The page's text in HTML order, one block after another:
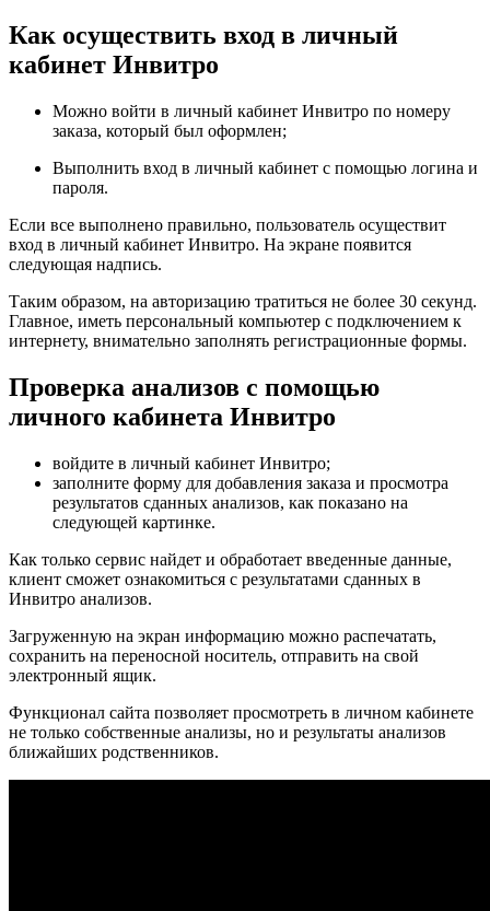
Как осуществить вход в личный
кабинет Инвитро
Можно войти в личный кабинет Инвитро по номеру
заказа, который был оформлен;
Выполнить вход в личный кабинет с помощью логина и
пароля.
Если все выполнено правильно, пользователь осуществит
вход в личный кабинет Инвитро. На экране появится
следующая надпись.
Таким образом, на авторизацию тратиться не более 30 секунд.
Главное, иметь персональный компьютер с подключением к
интернету, внимательно заполнять регистрационные формы.
Проверка анализов с помощью
личного кабинета Инвитро
войдите в личный кабинет Инвитро;
заполните форму для добавления заказа и просмотра
результатов сданных анализов, как показано на
следующей картинке.
Как только сервис найдет и обработает введенные данные,
клиент сможет ознакомиться с результатами сданных в
Инвитро анализов.
Загруженную на экран информацию можно распечатать,
сохранить на переносной носитель, отправить на свой
электронный ящик.
Функционал сайта позволяет просмотреть в личном кабинете
не только собственные анализы, но и результаты анализов
ближайших родственников.